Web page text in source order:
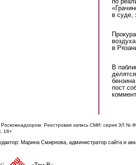
в суде,
в
В
пост
Реестровая запись СМИ: серия ЭЛ №
sends e-mail)
. 18+
Марина Смирнова, администратор сайта и